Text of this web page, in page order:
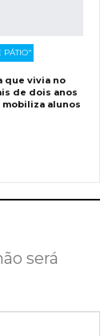
PÁTIO"
que vivia no
de dois anos
alunos
será